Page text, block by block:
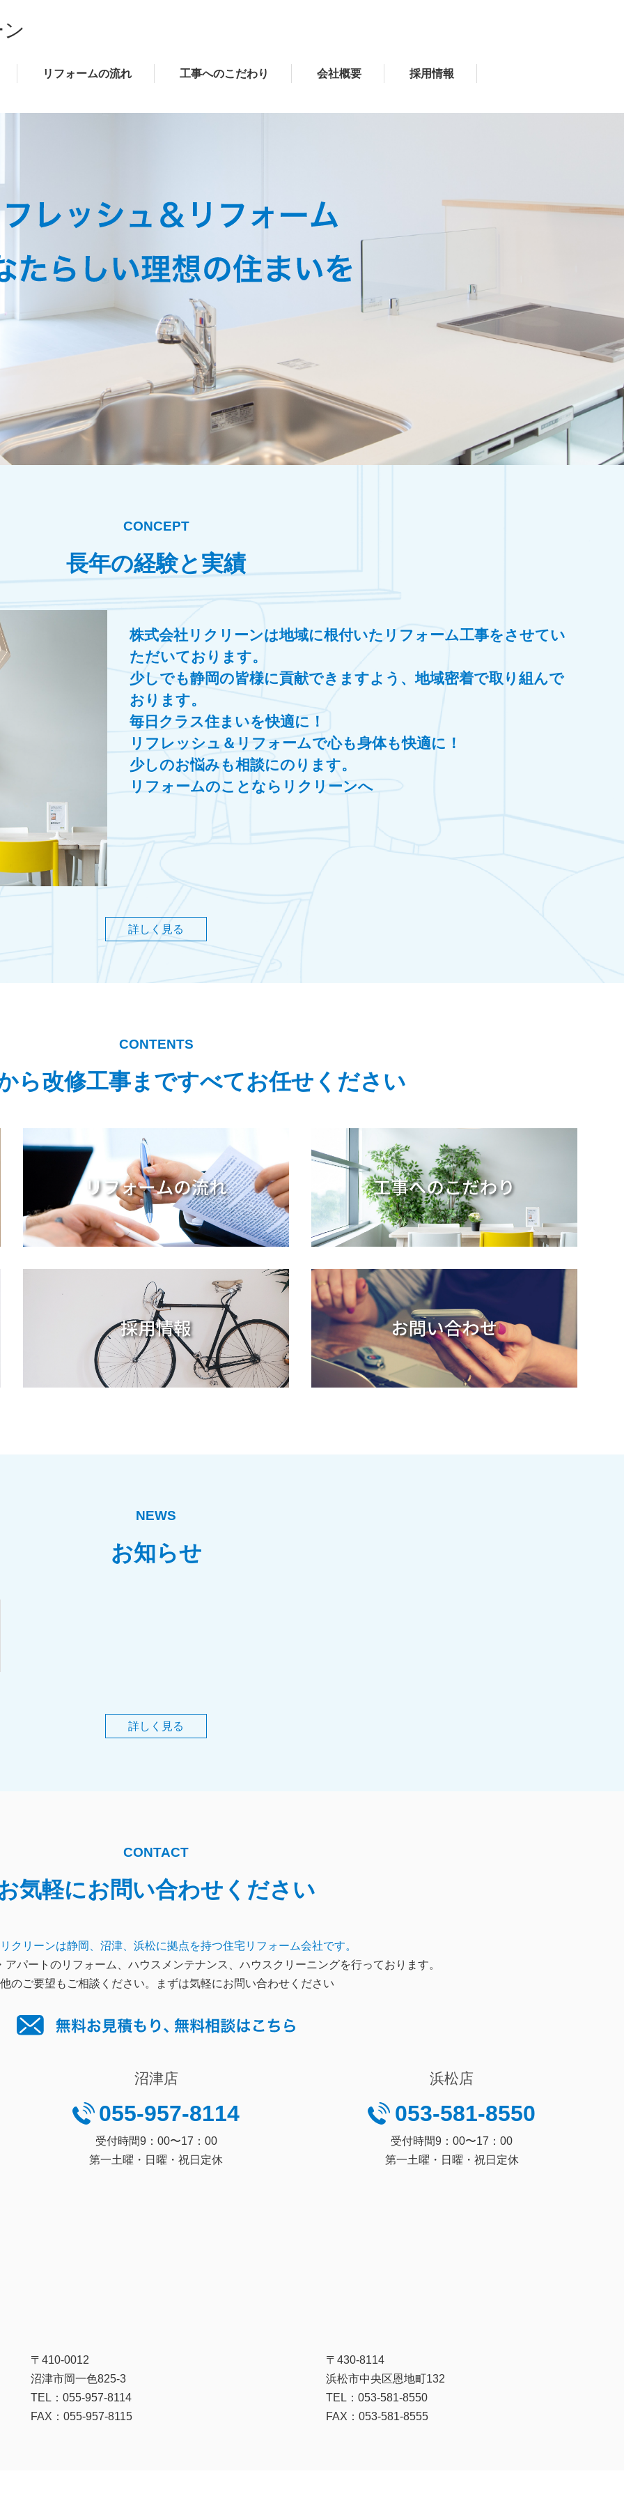
リフォームの流れ 工事へのこだわり 会社概要 採用情報
CONCEPT
長年の経験と実績
株式会社リクリーンは地域に根付いたリフォーム工事をさせてい
ただいております。
少しでも静岡の皆様に貢献できますよう、地域密着で取り組んで
おります。
毎日クラス住まいを快適に！
リフレッシュ＆リフォームで心も身体も快適に！
少しのお悩みも相談にのります。
リフォームのことならリクリーンへ
詳しく見る
CONTENTS
ら改修工事まですべてお任せください
NEWS
お知らせ
詳しく見る
CONTACT
気軽にお問い合わせください
クリーンは静岡、沼津、浜松に拠点を持つ住宅リフォーム会社です。
パートのリフォーム、ハウスメンテナンス、ハウスクリーニングを行っております。
のご要望もご相談ください。まずは気軽にお問い合わせください
沼津店
055-957-8114
受付時間9：00〜17：00
第一土曜・日曜・祝日定休
〒410-0012
沼津市岡一色825-3
TEL：055-957-8114
FAX：055-957-8115
浜松店
053-581-8550
受付時間9：00〜17：00
第一土曜・日曜・祝日定休
〒430-8114
浜松市中央区恩地町132
TEL：053-581-8550
FAX：053-581-8555